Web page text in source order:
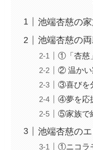
池端杏慈の家
池端杏慈の
①「杏慈
② 温かい
③喜びを
④夢を応
⑤家族で
池端杏慈の
①ニコラ